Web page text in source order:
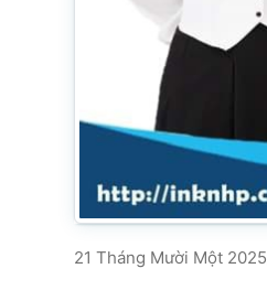
21 Tháng Mười Một 2025